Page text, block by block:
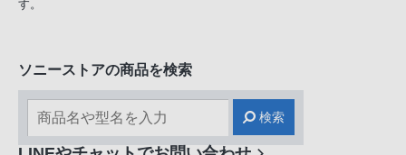
す。
ソニーストアの商品を検索
検索